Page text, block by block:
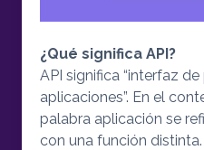
¿Qué significa API?
API significa “interfaz
aplicaciones”. En el
palabra aplicación se
con una función